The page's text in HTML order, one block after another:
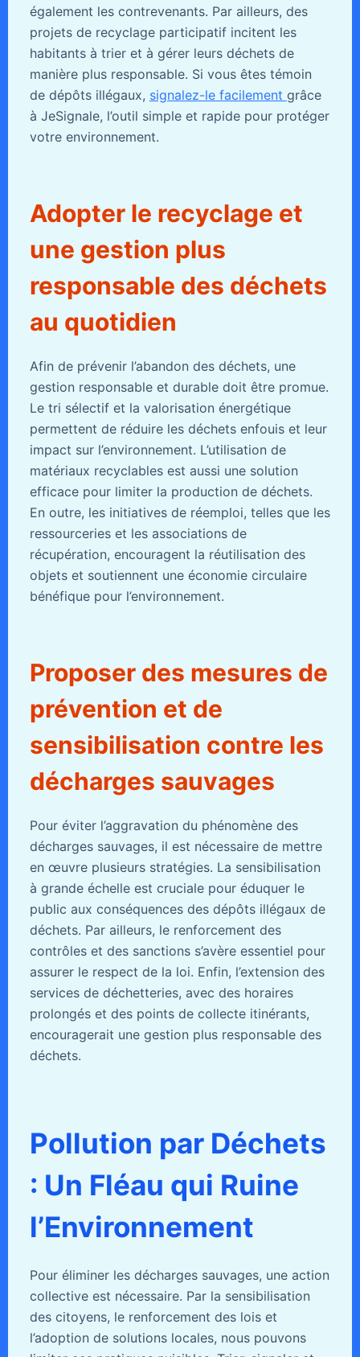
également les contrevenants. Par ailleurs, des
projets de recyclage participatif incitent les
habitants à trier et à gérer leurs déchets de
manière plus responsable. Si vous êtes témoin
de dépôts illégaux, signalez-le facilement grâce
à JeSignale, l’outil simple et rapide pour protéger
votre environnement.
Adopter le recyclage et
une gestion plus
responsable des déchets
au quotidien
Afin de prévenir l’abandon des déchets, une
gestion responsable et durable doit être promue.
Le tri sélectif et la valorisation énergétique
permettent de réduire les déchets enfouis et leur
impact sur l’environnement. L’utilisation de
matériaux recyclables est aussi une solution
efficace pour limiter la production de déchets.
En outre, les initiatives de réemploi, telles que les
ressourceries et les associations de
récupération, encouragent la réutilisation des
objets et soutiennent une économie circulaire
bénéfique pour l’environnement.
Proposer des mesures de
prévention et de
sensibilisation contre les
décharges sauvages
Pour éviter l’aggravation du phénomène des
décharges sauvages, il est nécessaire de mettre
en œuvre plusieurs stratégies. La sensibilisation
à grande échelle est cruciale pour éduquer le
public aux conséquences des dépôts illégaux de
déchets. Par ailleurs, le renforcement des
contrôles et des sanctions s’avère essentiel pour
assurer le respect de la loi. Enfin, l’extension des
services de déchetteries, avec des horaires
prolongés et des points de collecte itinérants,
encouragerait une gestion plus responsable des
déchets.
Pollution par Déchets
: Un Fléau qui Ruine
l’Environnement
Pour éliminer les décharges sauvages, une action
collective est nécessaire. Par la sensibilisation
des citoyens, le renforcement des lois et
l’adoption de solutions locales, nous pouvons